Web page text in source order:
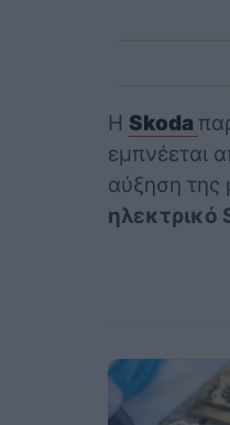
Η Skoda
εμπνέεται
αύξηση της
ηλεκτρικό